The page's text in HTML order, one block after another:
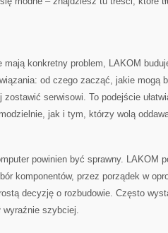
konkretny problem, LAKOM
od czego zacząć, jakie mogą
zostawić serwisowi. To podejście
jak i tym, którzy wolą
powinien być sprawny. LAKOM
komponentów, przez porządek w
decyzję o rozbudowie. Często
wyraźnie szybciej.